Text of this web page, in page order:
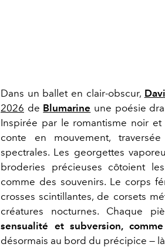
Dans un ballet en clair-obscur,
2026 de Blumarine une poésie
Inspirée par le romantisme noir
conte en mouvement,
spectrales. Les georgettes
broderies précieuses côtoient
comme des souvenirs. Le corps
crosses scintillantes, de corsets
créatures nocturnes. Chaque
sensualité et subversion,
désormais au bord du précipice —